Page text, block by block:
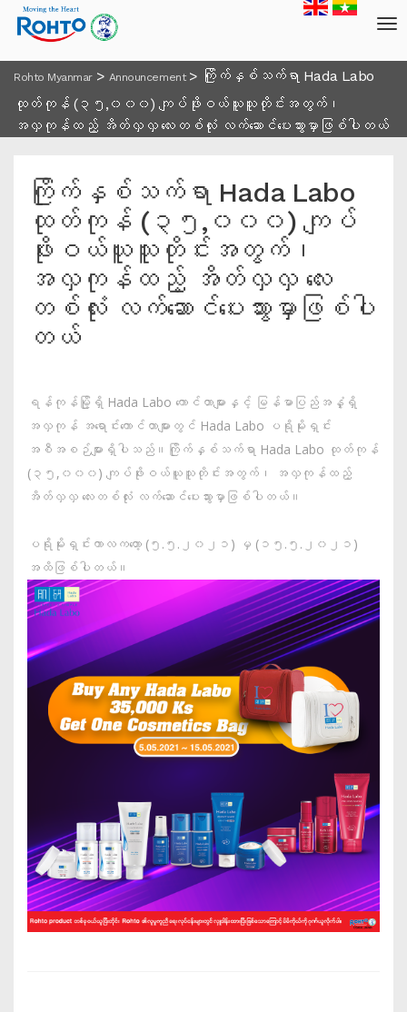
Rohto Myanmar> Announcement> ကြိုက်နှစ်သက်ရာ Hada Labo
ထုတ်ကုန် (၃၅,၀၀၀) ကျပ်ဖိုးဝယ်ယူသူတိုင်းအတွက်၊
အလှကုန်ထည့် အိတ်လှလှ လေးတစ်လုံး လက်ဆောင်ပေးသွားမှာဖြစ်ပါတယ်
ကြိုက်နှစ်သက်ရာ Hada Labo
ထုတ်ကုန် (၃၅,၀၀၀) ကျပ်
ဖိုးဝယ်ယူသူတိုင်းအတွက်၊
အလှကုန်ထည့် အိတ်လှလှ လေး
တစ်လုံး လက်ဆောင်ပေးသွားမှာဖြစ်ပါ
တယ်
ရန်ကုန်မြို့ရှိ Hada Labo ကောင်တာများနှင့် မြန်မာပြည်အနှံ့ရှိ
အလှကုန် အရောင်းကောင်တာများတွင် Hada Labo ပရိုမိုးရှင်း
အစီအစဉ်များရှိပါသည်။ကြိုက်နှစ်သက်ရာ Hada Labo ထုတ်ကုန်
(၃၅,၀၀၀) ကျပ်ဖိုးဝယ်ယူသူတိုင်းအတွက်၊ အလှကုန်ထည့်
အိတ်လှလှ လေးတစ်လုံး လက်ဆောင်ပေးသွားမှာဖြစ်ပါတယ်။
ပရိုမိုးရှင်းကာလကတော့ (၅.၅.၂၀၂၁) မှ (၁၅.၅.၂၀၂၁)
အထိဖြစ်ပါတယ်။